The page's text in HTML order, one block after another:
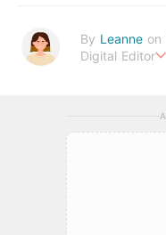
By Leanne on
Digital Editor